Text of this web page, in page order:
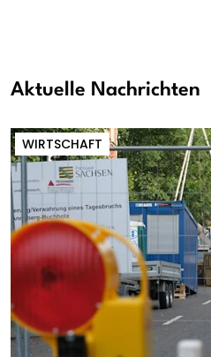
Aktuelle Nachrichten
WIRTSCHAFT